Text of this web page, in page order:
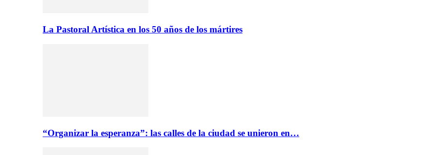
La Pastoral Artística en los 50 años de los mártires
“Organizar la esperanza”: las calles de la ciudad se unieron en…